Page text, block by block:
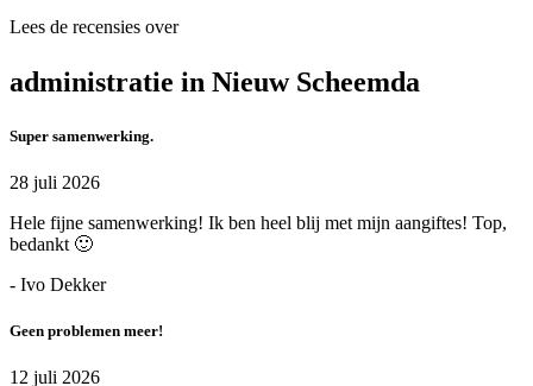
Lees de recensies over
administratie in Nieuw Scheemda
Super samenwerking.
28 juli 2026
Hele fijne samenwerking! Ik ben heel blij met mijn aangiftes! Top,
bedankt 🙂
- Ivo Dekker
Geen problemen meer!
12 juli 2026